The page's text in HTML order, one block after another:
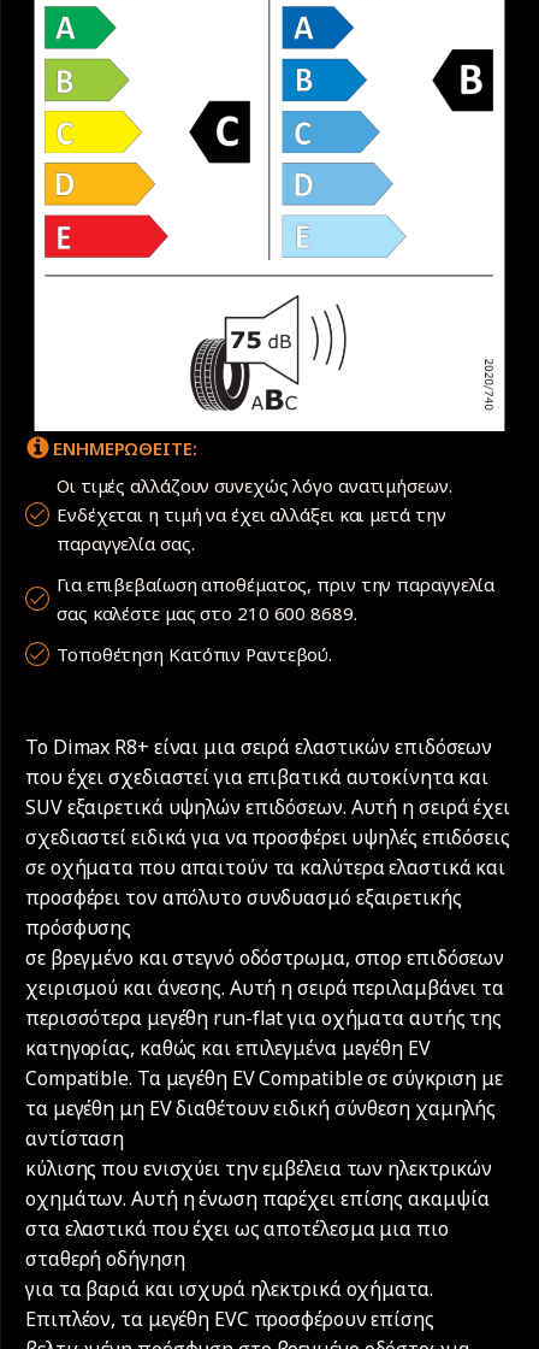
ΕΝΗΜΕΡΩΘΕΙΤΕ:
Οι τιμές αλλάζουν συνεχώς λόγο ανατιμήσεων.
Ενδέχεται η τιμή να έχει αλλάξει και μετά την
παραγγελία σας.
Για επιβεβαίωση αποθέματος, πριν την παραγγελία
σας καλέστε μας στο 210 600 8689.
Τοποθέτηση Κατόπιν Ραντεβού.
Το Dimax R8+ είναι μια σειρά ελαστικών επιδόσεων
που έχει σχεδιαστεί για επιβατικά αυτοκίνητα και
SUV εξαιρετικά υψηλών επιδόσεων. Αυτή η σειρά έχει
σχεδιαστεί ειδικά για να προσφέρει υψηλές επιδόσεις
σε οχήματα που απαιτούν τα καλύτερα ελαστικά και
προσφέρει τον απόλυτο συνδυασμό εξαιρετικής
πρόσφυσης
σε βρεγμένο και στεγνό οδόστρωμα, σπορ επιδόσεων
χειρισμού και άνεσης. Αυτή η σειρά περιλαμβάνει τα
περισσότερα μεγέθη run-flat για οχήματα αυτής της
κατηγορίας, καθώς και επιλεγμένα μεγέθη EV
Compatible. Τα μεγέθη EV Compatible σε σύγκριση με
τα μεγέθη μη EV διαθέτουν ειδική σύνθεση χαμηλής
αντίσταση
κύλισης που ενισχύει την εμβέλεια των ηλεκτρικών
οχημάτων. Αυτή η ένωση παρέχει επίσης ακαμψία
στα ελαστικά που έχει ως αποτέλεσμα μια πιο
σταθερή οδήγηση
για τα βαριά και ισχυρά ηλεκτρικά οχήματα.
Επιπλέον, τα μεγέθη EVC προσφέρουν επίσης